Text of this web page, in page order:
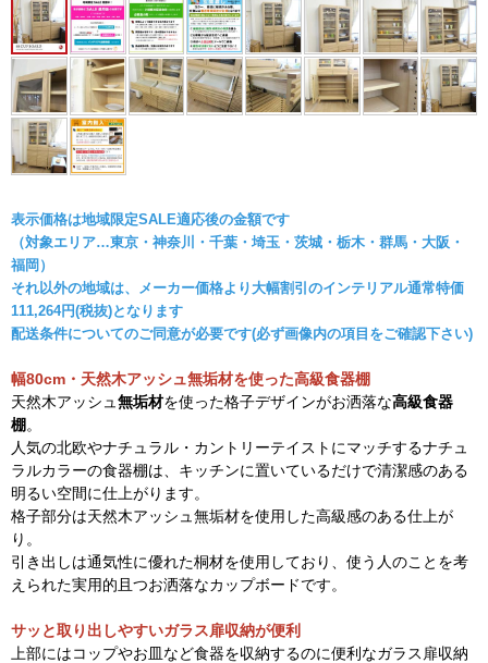
表示価格は地域限定SALE適応後の金額です
（対象エリア…東京・神奈川・千葉・埼玉・茨城・栃木・群馬・大阪・
福岡）
それ以外の地域は、メーカー価格より大幅割引のインテリアル通常特価
111,264円(税抜)となります
配送条件についてのご同意が必要です(必ず画像内の項目をご確認下さい)
幅80cm・天然木アッシュ無垢材を使った高級食器棚
天然木アッシュ無垢材を使った格子デザインがお洒落な高級食器
棚。
人気の北欧やナチュラル・カントリーテイストにマッチするナチュ
ラルカラーの食器棚は、キッチンに置いているだけで清潔感のある
明るい空間に仕上がります。
格子部分は天然木アッシュ無垢材を使用した高級感のある仕上が
り。
引き出しは通気性に優れた桐材を使用しており、使う人のことを考
えられた実用的且つお洒落なカップボードです。
サッと取り出しやすいガラス扉収納が便利
上部にはコップやお皿など食器を収納するのに便利なガラス扉収納